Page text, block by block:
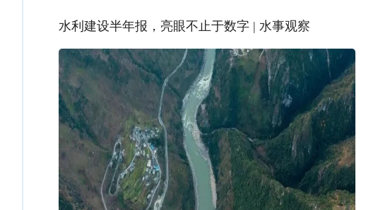
水利建设半年报，亮眼不止于数字 | 水事观察